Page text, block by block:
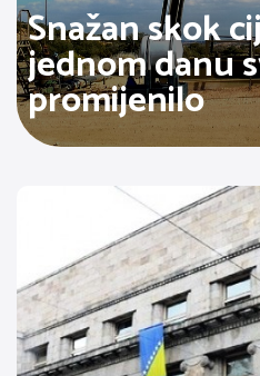
Snažan skok
jednom danu
promijenilo